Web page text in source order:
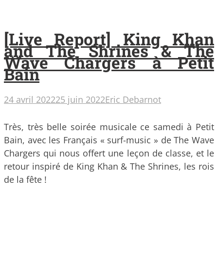
[Live Report] King Khan
and The Shrines & The
Wave Chargers à Petit
Bain
24 avril 202225 juin 2022Eric Debarnot
Très, très belle soirée musicale ce samedi à Petit
Bain, avec les Français « surf-music » de The Wave
Chargers qui nous offert une leçon de classe, et le
retour inspiré de King Khan & The Shrines, les rois
de la fête !